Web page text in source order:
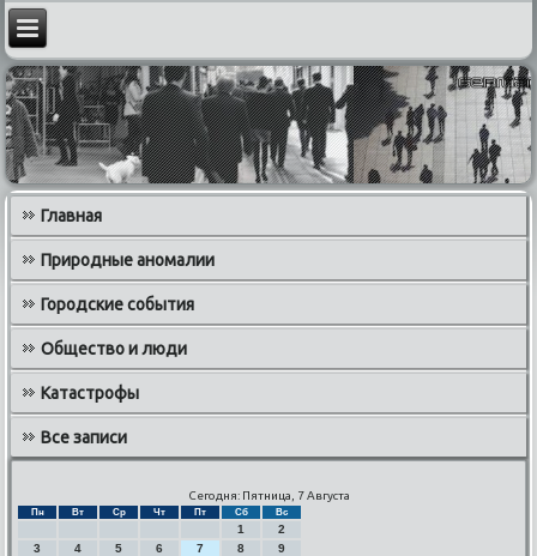
Главная
Природные аномалии
Городские события
Общество и люди
Катастрофы
Все записи
Сегодня: Пятница, 7 Августа
Пн Вт Ср Чт Пт Сб Вс
1
2
3
4 5 6 7 8
9